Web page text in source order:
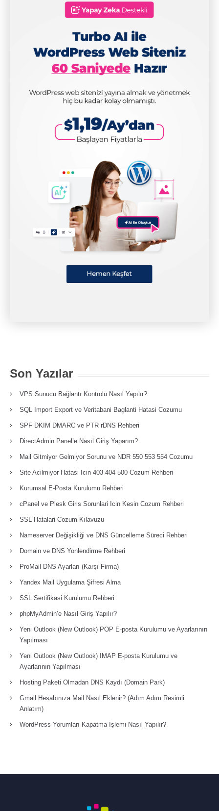
Son Yazılar
VPS Sunucu Bağlantı Kontrolü Nasıl Yapılır?
SQL Import Export ve Veritabani Baglanti Hatasi Cozumu
SPF DKIM DMARC ve PTR rDNS Rehberi
DirectAdmin Panel’e Nasıl Giriş Yaparım?
Mail Gitmiyor Gelmiyor Sorunu ve NDR 550 553 554 Cozumu
Site Acilmiyor Hatasi Icin 403 404 500 Cozum Rehberi
Kurumsal E-Posta Kurulumu Rehberi
cPanel ve Plesk Giris Sorunlari Icin Kesin Cozum Rehberi
SSL Hatalari Cozum Kılavuzu
Nameserver Değişikliği ve DNS Güncelleme Süreci Rehberi
Domain ve DNS Yonlendirme Rehberi
ProMail DNS Ayarları (Karşı Firma)
Yandex Mail Uygulama Şifresi Alma
SSL Sertifikasi Kurulumu Rehberi
phpMyAdmin’e Nasıl Giriş Yapılır?
Yeni Outlook (New Outlook) POP E-posta Kurulumu ve Ayarlarının
Yapılması
Yeni Outlook (New Outlook) IMAP E-posta Kurulumu ve
Ayarlarının Yapılması
Hosting Paketi Olmadan DNS Kaydı (Domain Park)
Gmail Hesabınıza Mail Nasıl Eklenir? (Adım Adım Resimli
Anlatım)
WordPress Yorumları Kapatma İşlemi Nasıl Yapılır?